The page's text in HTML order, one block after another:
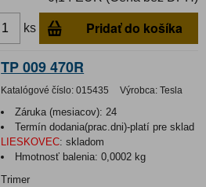
ks Pridať do košíka
TP 009 470R
Katalógové číslo: 015435 Výrobca: Tesla
Záruka (mesiacov): 24
Termín dodania(prac.dni)-platí pre sklad
LIESKOVEC: skladom
Hmotnosť balenia:0,0002 kg
Trimer